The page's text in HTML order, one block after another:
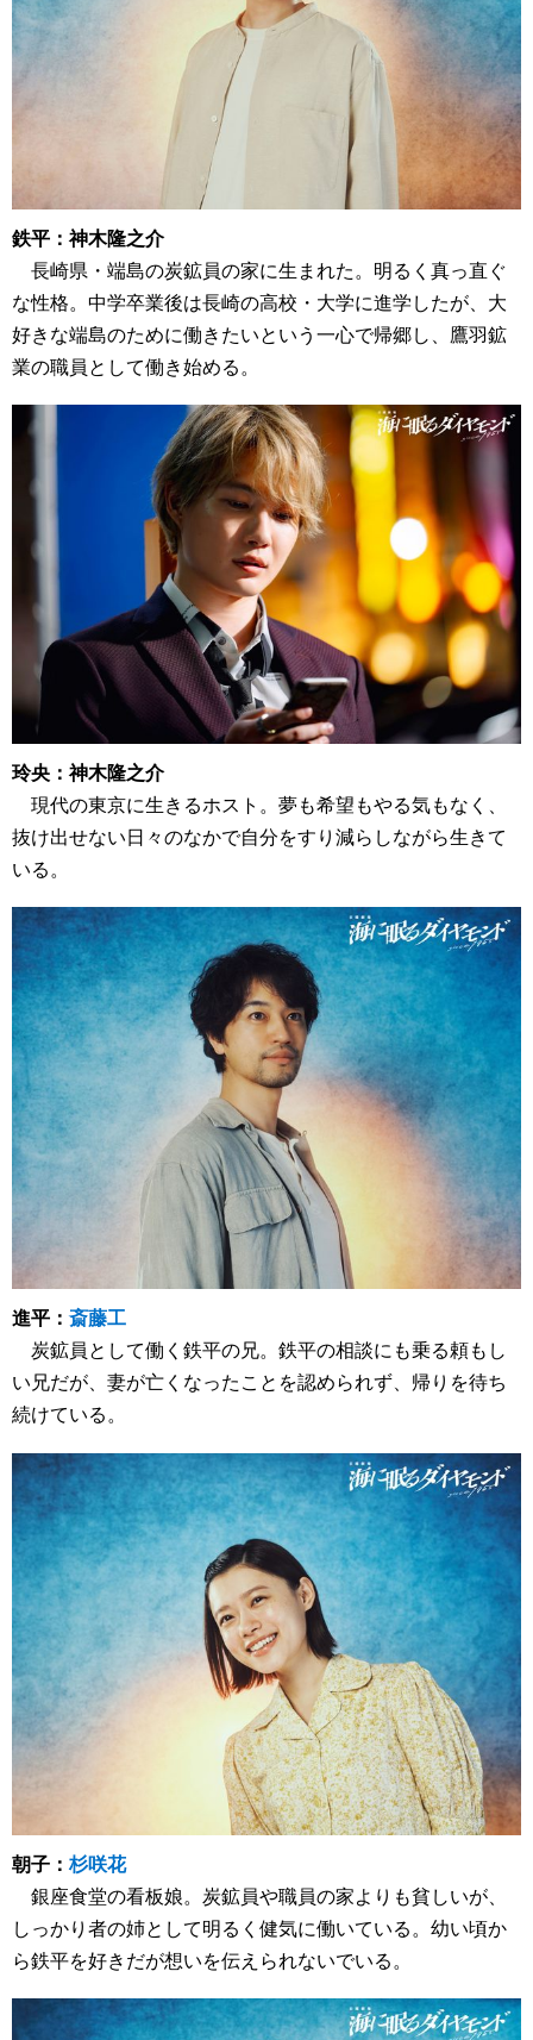
鉄平：神木隆之介
長崎県・端島の炭鉱員の家に生まれた。明るく真っ直ぐ
な性格。中学卒業後は長崎の高校・大学に進学したが、大
好きな端島のために働きたいという一心で帰郷し、鷹羽鉱
業の職員として働き始める。
玲央：神木隆之介
現代の東京に生きるホスト。夢も希望もやる気もなく、
抜け出せない日々のなかで自分をすり減らしながら生きて
いる。
進平：斎藤工
炭鉱員として働く鉄平の兄。鉄平の相談にも乗る頼もし
い兄だが、妻が亡くなったことを認められず、帰りを待ち
続けている。
朝子： 杉咲花
銀座食堂の看板娘。炭鉱員や職員の家よりも貧しいが、
しっかり者の姉として明るく健気に働いている。幼い頃か
ら鉄平を好きだが想いを伝えられないでいる。